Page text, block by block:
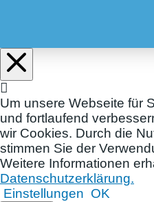
Um unsere Webseite für
und fortlaufend
wir Cookies. Durch die
stimmen Sie der
Weitere Informationen
Datenschutzerklärung.
Einstellungen OK